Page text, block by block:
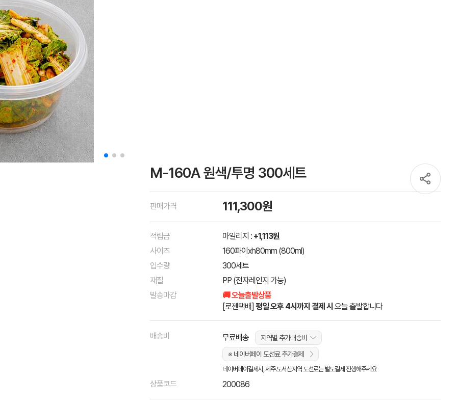
M-160A 원색/투명 300세트
판매가격 111,300원
적립금 마일리지 : +1,113원
사이즈
160파이xh80mm (800ml)
입수량
300세트
재질
PP (전자레인지 가능)
발송마감
🚚 오늘출발상품
[로젠택배] 평일 오후 4시까지 결제 시 오늘 출발합니다
배송비 무료배송
지역별 추가배송비
※ 네이버페이 도선료 추가결제
네이버페이결제시, 제주.도서산지역 도선료는 별도결제 진행해주세요
상품코드 200086